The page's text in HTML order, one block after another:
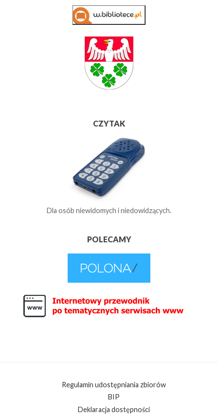
CZYTAK
Dla osób niewidomych i niedowidzących.
POLECAMY
Regulamin udostępniania zbiorów
BIP
Deklaracja dostępności